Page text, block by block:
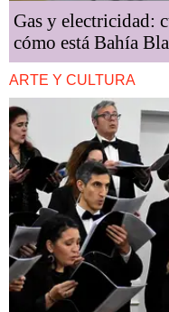
Gas y electricidad:
cómo está Bahía
ARTE Y CULTURA